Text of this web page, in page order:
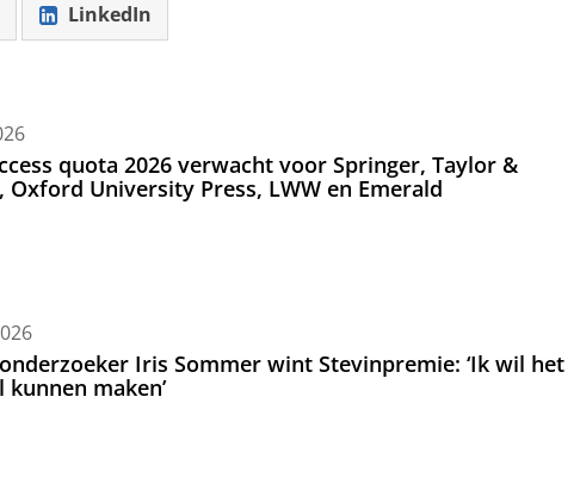
LinkedIn
quota 2026 verwacht voor Springer, Taylor &
Oxford University Press, LWW en Emerald
Iris Sommer wint Stevinpremie: ‘Ik wil het
kunnen maken’